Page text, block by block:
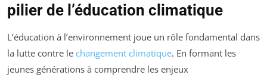
pilier de l’éducation climatique
L’éducation à l’environnement joue un rôle fondamental dans
la lutte contre le changement climatique. En formant les
jeunes générations à comprendre les enjeux